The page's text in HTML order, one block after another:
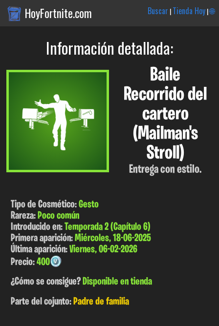
HoyFortnite.com Buscar |Tienda Hoy|🌐
Información detallada:
Baile
Recorrido del
cartero
(Mailman's
Stroll)
Entrega con estilo.
Tipo de Cosmético:Gesto
Rareza:Poco común
Introducido en:Temporada 2 (Capítulo 6)
Primera aparición:Miércoles, 18-06-2025
Última aparición:Viernes, 06-02-2026
Precio:400
¿Cómo se consigue?Disponible en tienda
Parte del cojunto:Padre de familia